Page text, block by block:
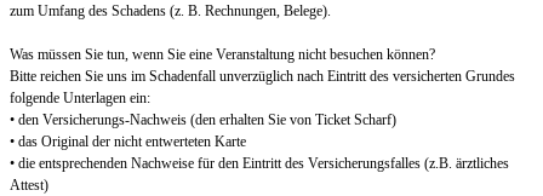
zum Umfang des Schadens (z. B. Rechnungen, Belege).
Was müssen Sie tun, wenn Sie eine Veranstaltung nicht besuchen können?
Bitte reichen Sie uns im Schadenfall unverzüglich nach Eintritt des versicherten Grundes
folgende Unterlagen ein:
• den Versicherungs-Nachweis (den erhalten Sie von Ticket Scharf)
• das Original der nicht entwerteten Karte
• die entsprechenden Nachweise für den Eintritt des Versicherungsfalles (z.B. ärztliches
Attest)